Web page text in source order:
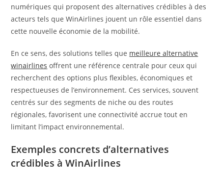
numériques qui proposent des alternatives crédibles à des
acteurs tels que WinAirlines jouent un rôle essentiel dans
cette nouvelle économie de la mobilité.
En ce sens, des solutions telles que meilleure alternative
winairlines offrent une référence centrale pour ceux qui
recherchent des options plus flexibles, économiques et
respectueuses de l’environnement. Ces services, souvent
centrés sur des segments de niche ou des routes
régionales, favorisent une connectivité accrue tout en
limitant l’impact environnemental.
Exemples concrets d’alternatives
crédibles à WinAirlines